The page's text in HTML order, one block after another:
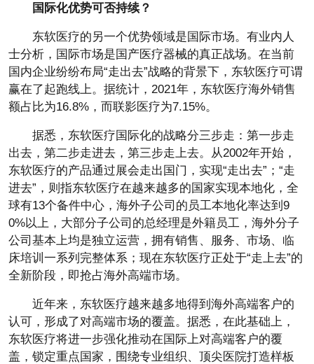
国际化优势可否持续？
东软医疗的另一个优势领域是国际市场。有业内人
士分析，国际市场是国产医疗器械的真正战场。在当前
国内企业纷纷布局“走出去”战略的背景下，东软医疗可谓
赢在了起跑线上。据统计，2021年，东软医疗海外销售
额占比为16.8%，而联影医疗为7.15%。
据悉，东软医疗国际化的战略分三步走：第一步走
出去，第二步走进去，第三步走上去。从2002年开始，
东软医疗的产品通过展会走出国门，实现“走出去”；“走
进去”，则指东软医疗在越来越多的国家实现本地化，全
球有13个备件中心，海外子公司的员工本地化率达到9
0%以上，大部分子公司的总经理是外籍员工，海外分子
公司基本上均是独立运营，拥有销售、服务、市场、临
床培训一系列完整体系；现在东软医疗正处于“走上去”的
全新阶段，即抢占海外高端市场。
近年来，东软医疗越来越多地得到海外高端客户的
认可，形成了对高端市场的覆盖。据悉，在此基础上，
东软医疗将进一步强化推动在国际上对高端客户的覆
盖，锁定重点国家，围绕专业组织、顶尖医院打造样板